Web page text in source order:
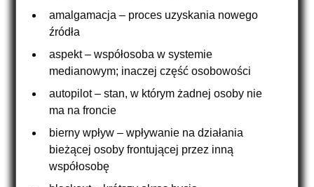
amalgamacja – proces uzyskania nowego
źródła
aspekt – współosoba w systemie
medianowym; inaczej część osobowości
autopilot – stan, w którym żadnej osoby nie
ma na froncie
bierny wpływ – wpływanie na działania
bieżącej osoby frontującej przez inną
współosobę